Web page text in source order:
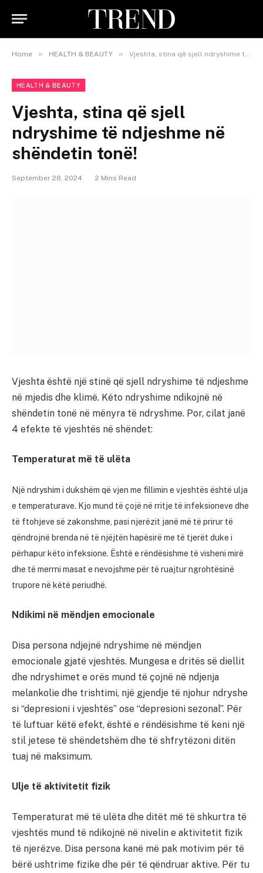
Home » HEALTH & BEAUTY » Vjeshta, stina që sjell ndryshime të ndjeshme në shëndetin tonë!
HEALTH & BEAUTY
Vjeshta, stina që sjell
ndryshime të ndjeshme në
shëndetin tonë!
September 28, 2024 2 Mins Read
Vjeshta është një stinë që sjell ndryshime të ndjeshme
në mjedis dhe klimë. Këto ndryshime ndikojnë në
shëndetin tonë në mënyra të ndryshme. Por, cilat janë
4 efekte të vjeshtës në shëndet:
Temperaturat më të ulëta
Një ndryshim i dukshëm që vjen me fillimin e vjeshtës është ulja
e temperaturave. Kjo mund të çojë në rritje të infeksioneve dhe
të ftohjeve së zakonshme, pasi njerëzit janë më të prirur të
qëndrojnë brenda në të njëjtën hapësirë me të tjerët duke i
përhapur këto infeksione. Është e rëndësishme të visheni mirë
dhe të merrni masat e nevojshme për të ruajtur ngrohtësinë
trupore në këtë periudhë.
Ndikimi në mëndjen emocionale
Disa persona ndjejnë ndryshime në mëndjen
emocionale gjatë vjeshtës. Mungesa e dritës së diellit
dhe ndryshimet e orës mund të çojnë në ndjenja
melankolie dhe trishtimi, një gjendje të njohur ndryshe
si “depresioni i vjeshtës” ose “depresioni sezonal”. Për
të luftuar këtë efekt, është e rëndësishme të keni një
stil jetese të shëndetshëm dhe të shfrytëzoni ditën
tuaj në maksimum.
Ulje të aktivitetit fizik
Temperaturat më të ulëta dhe ditët më të shkurtra të
vjeshtës mund të ndikojnë në nivelin e aktivitetit fizik
të njerëzve. Disa persona kanë më pak motivim për të
bërë ushtrime fizike dhe për të qëndruar aktive. Për tu